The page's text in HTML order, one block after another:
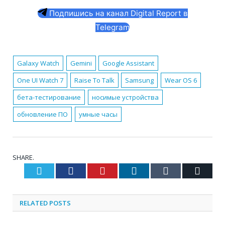
Подпишись на канал Digital Report в
Telegram
Galaxy Watch Gemini
Google Assistant
One UI Watch 7
Raise To Talk Samsung
Wear OS 6
бета-тестирование
носимые устройства
обновление ПО
умные часы
SHARE.
Twitter Facebook Pinterest LinkedIn Tumblr
RELATED POSTS